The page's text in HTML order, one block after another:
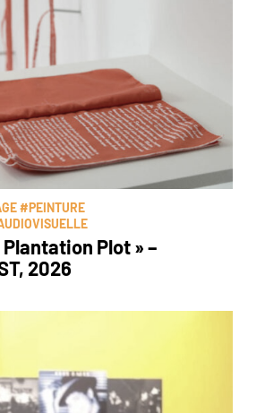
#PEINTURE
Plantation Plot » –
2026